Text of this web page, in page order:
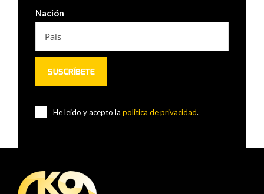
Nación
He leido y acepto la politica de privacidad.